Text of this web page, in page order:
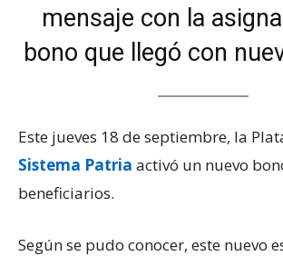
mensaje con la
bono que llegó con
Este jueves 18 de septiembre, la
Sistema Patria activó un nuevo
beneficiarios.
Según se pudo conocer, este nuevo